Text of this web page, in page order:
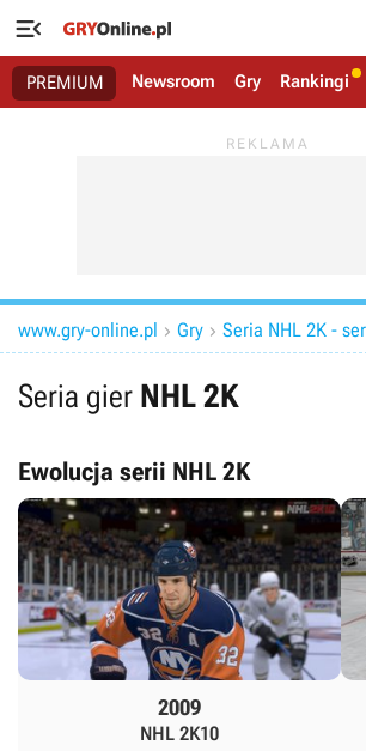

PREMIUM Newsroom Gry Rankingi
www.gry-online.pl  Gry  Seria NHL 2K -
Seria gier NHL 2K
Ewolucja serii NHL 2K
2009
NHL 2K10